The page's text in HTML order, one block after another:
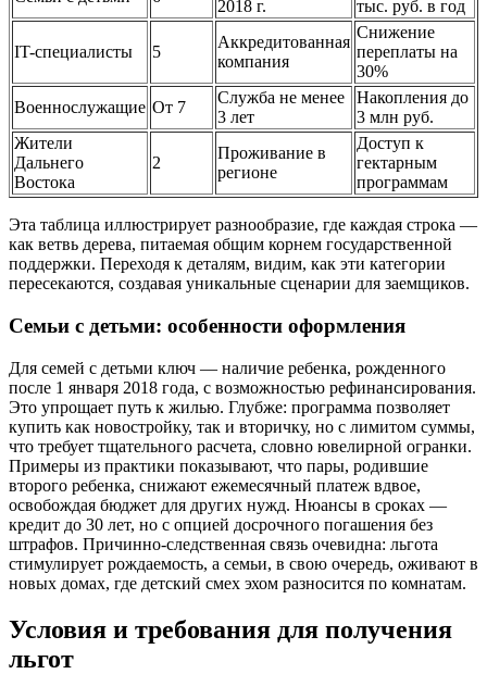
2018 г. тыс. руб. в год
IT-специалисты 5
Аккредитованная
компания
Снижение
переплаты на
30%
Военнослужащие От 7
Служба не менее
3 лет
Накопления до
3 млн руб.
Жители
Дальнего
Востока
2
Проживание в
регионе
Доступ к
гектарным
программам
Эта таблица иллюстрирует разнообразие, где каждая строка —
как ветвь дерева, питаемая общим корнем государственной
поддержки. Переходя к деталям, видим, как эти категории
пересекаются, создавая уникальные сценарии для заемщиков.
Семьи с детьми: особенности оформления
Для семей с детьми ключ — наличие ребенка, рожденного
после 1 января 2018 года, с возможностью рефинансирования.
Это упрощает путь к жилью. Глубже: программа позволяет
купить как новостройку, так и вторичку, но с лимитом суммы,
что требует тщательного расчета, словно ювелирной огранки.
Примеры из практики показывают, что пары, родившие
второго ребенка, снижают ежемесячный платеж вдвое,
освобождая бюджет для других нужд. Нюансы в сроках —
кредит до 30 лет, но с опцией досрочного погашения без
штрафов. Причинно-следственная связь очевидна: льгота
стимулирует рождаемость, а семьи, в свою очередь, оживают в
новых домах, где детский смех эхом разносится по комнатам.
Условия и требования для получения
льгот